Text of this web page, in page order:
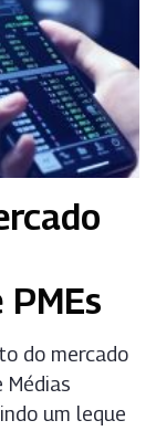
do mercado
Médias
um leque